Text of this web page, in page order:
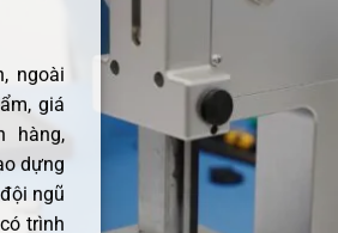
ngoài
giá
hàng,
dựng
ngũ
trình